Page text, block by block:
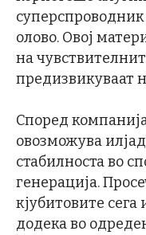
олово. Овој
на
предизвикуваат
Според
овозможува
стабилноста во
генерација.
кјубитовите сега
додека во